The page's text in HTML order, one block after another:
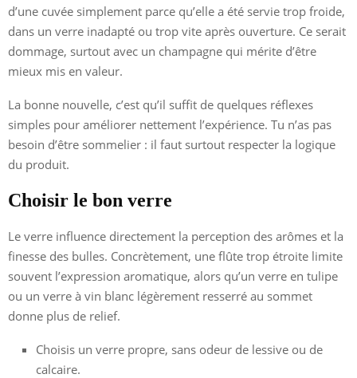
d’une cuvée simplement parce qu’elle a été servie trop froide,
dans un verre inadapté ou trop vite après ouverture. Ce serait
dommage, surtout avec un champagne qui mérite d’être
mieux mis en valeur.
La bonne nouvelle, c’est qu’il suffit de quelques réflexes
simples pour améliorer nettement l’expérience. Tu n’as pas
besoin d’être sommelier : il faut surtout respecter la logique
du produit.
Choisir le bon verre
Le verre influence directement la perception des arômes et la
finesse des bulles. Concrètement, une flûte trop étroite limite
souvent l’expression aromatique, alors qu’un verre en tulipe
ou un verre à vin blanc légèrement resserré au sommet
donne plus de relief.
Choisis un verre propre, sans odeur de lessive ou de
calcaire.